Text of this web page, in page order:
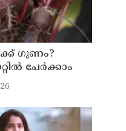
ഗുണം?
ചേർക്കാം